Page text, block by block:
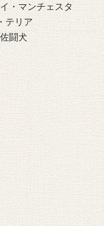
イ・マンチェスタ
テリア
闘犬